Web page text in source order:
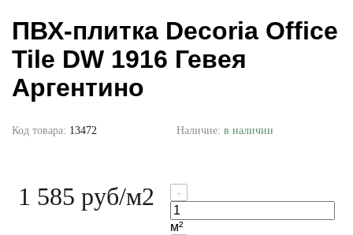
ПВХ-плитка Decoria Office
Tile DW 1916 Гевея
Аргентино
Код товара: 13472 Наличие: в наличии
1 585 руб/м2 -
м²